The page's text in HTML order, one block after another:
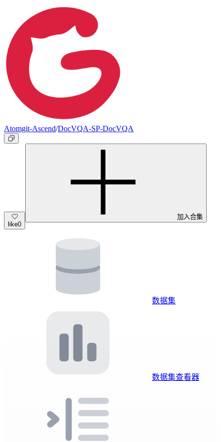
Atomgit-Ascend/DocVQA-SP-DocVQA
like0
加入合集
数据集
数据集查看器